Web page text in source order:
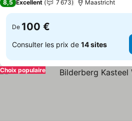
8,5 Excellent 7 673 Maastricht
De 100 €
Consulter les prix de 14 sites
Choix populaire